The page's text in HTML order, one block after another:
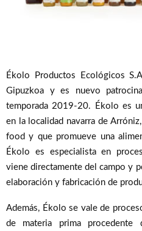
Ékolo Productos Ecológicos
Gipuzkoa y es nuevo
temporada 2019-20. Ékolo es
en la localidad navarra de
food y que promueve una
Ékolo es especialista en
viene directamente del campo y
elaboración y fabricación de
Además, Ékolo se vale de
de materia prima procedente